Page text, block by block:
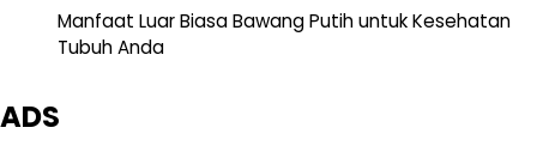
Manfaat Luar Biasa Bawang Putih untuk Kesehatan
Tubuh Anda
ADS